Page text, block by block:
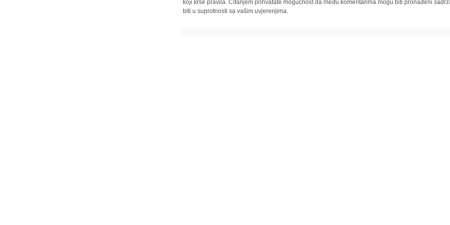
koji krše pravila. Čitanjem prihvatate mogućnost da među komentarima mogu biti pronađeni
biti u suprotnosti sa vašim uvjerenjima.